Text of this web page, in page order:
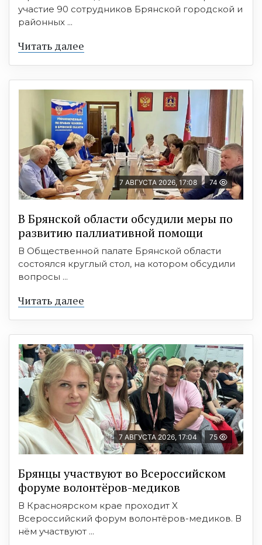
участие 90 сотрудников Брянской городской и
районных ...
Читать далее
7 АВГУСТА 2026, 17:08 74
В Брянской области обсудили меры по
развитию паллиативной помощи
В Общественной палате Брянской области
состоялся круглый стол, на котором обсудили
вопросы ...
Читать далее
7 АВГУСТА 2026, 17:04 75
Брянцы участвуют во Всероссийском
форуме волонтёров-медиков
В Красноярском крае проходит X
Всероссийский форум волонтёров-медиков. В
нём участвуют ...